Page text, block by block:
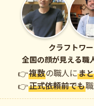
クラフトワー
全国の顔が見える職
複数の職人にま
正式依頼前でも